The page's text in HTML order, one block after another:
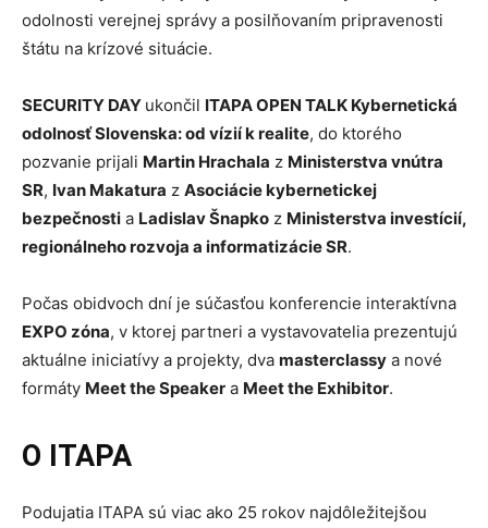
odolnosti verejnej správy a posilňovaním pripravenosti
štátu na krízové situácie.
SECURITY DAY ukončil ITAPA OPEN TALK Kybernetická
odolnosť Slovenska: od vízií k realite, do ktorého
pozvanie prijali Martin Hrachala z Ministerstva vnútra
SR, Ivan Makatura z Asociácie kybernetickej
bezpečnosti a Ladislav Šnapko z Ministerstva investícií,
regionálneho rozvoja a informatizácie SR.
Počas obidvoch dní je súčasťou konferencie interaktívna
EXPO zóna, v ktorej partneri a vystavovatelia prezentujú
aktuálne iniciatívy a projekty, dva masterclassy a nové
formáty Meet the Speaker a Meet the Exhibitor.
O ITAPA
Podujatia ITAPA sú viac ako 25 rokov najdôležitejšou